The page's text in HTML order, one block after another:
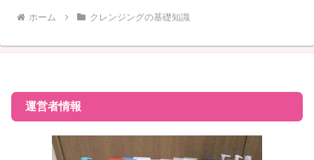
ホーム クレンジングの基礎知識
運営者情報